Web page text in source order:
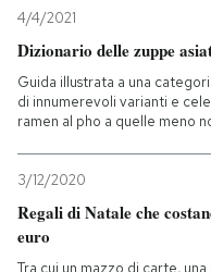
4/4/2021
Dizionario delle zuppe
Guida illustrata a una
di innumerevoli varianti e
ramen al pho a quelle meno
3/12/2020
Regali di Natale che
euro
Tra cui un mazzo di carte,